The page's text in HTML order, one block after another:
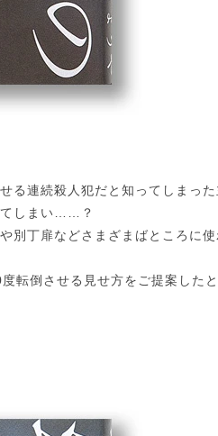
連続殺人犯だと知ってしまった
てしまい……？
別丁扉などさまざまばところに
転倒させる見せ方をご提案した